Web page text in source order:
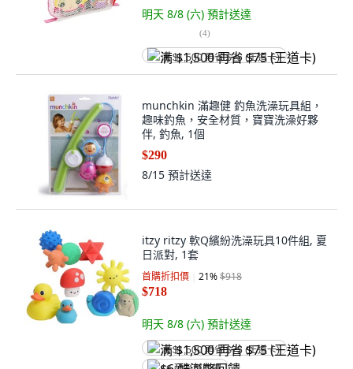
明天 8/8 (六) 預計送達
(4)
满 $1,500 再省 $75 (王道卡)
munchkin 滿趣健 釣魚洗澡玩具組，
趣味釣魚，安全材質，寶寶洗澡好夥
伴, 釣魚, 1個
$290
8/15 預計送達
itzy ritzy 軟Q繽紛洗澡玩具10件組, 夏
日派對, 1套
首購折扣價 21%$918
$718
明天 8/8 (六) 預計送達
满 $1,500 再省 $75 (王道卡)